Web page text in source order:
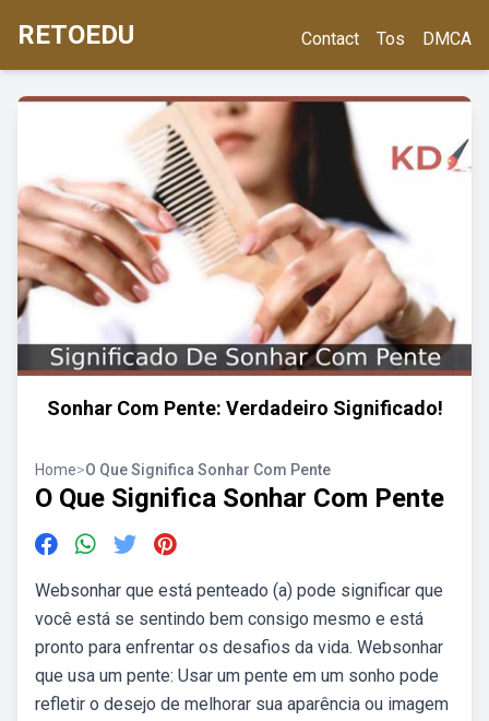
RETOEDU Contact Tos DMCA
Sonhar Com Pente: Verdadeiro Significado!
Home>O Que Significa Sonhar Com Pente
O Que Significa Sonhar Com Pente
Websonhar que está penteado (a) pode significar que
você está se sentindo bem consigo mesmo e está
pronto para enfrentar os desafios da vida. Websonhar
que usa um pente: Usar um pente em um sonho pode
refletir o desejo de melhorar sua aparência ou imagem